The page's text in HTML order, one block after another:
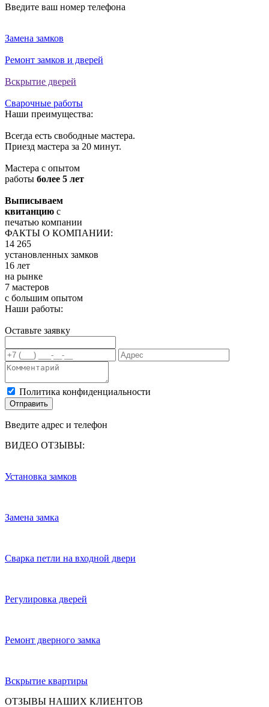
Введите ваш номер телефона
Замена замков
Ремонт замков и дверей
Вскрытие дверей
Сварочные работы
Наши преимущества:
Всегда есть свободные мастера.
Приезд мастера за 20 минут.
Мастера с опытом
работы более 5 лет
Выписываем
квитанцию с
печатью компании
ФАКТЫ О КОМПАНИИ:
14 265
установленных замков
16 лет
на рынке
7 мастеров
с большим опытом
Наши работы:
Оставьте заявку
Политика конфиденциальности
Отправить
Введите адрес и телефон
ВИДЕО ОТЗЫВЫ:
Установка замков
Замена замка
Сварка петли на входной двери
Регулировка дверей
Ремонт дверного замка
Вскрытие квартиры
ОТЗЫВЫ НАШИХ КЛИЕНТОВ